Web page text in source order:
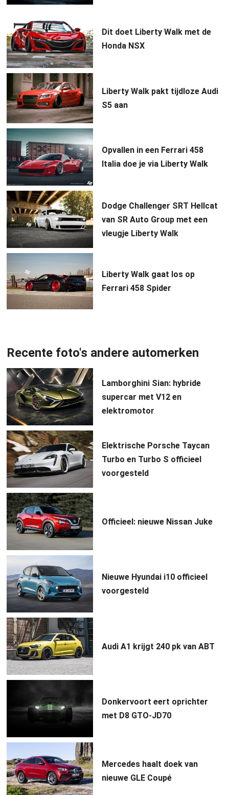
Dit doet Liberty Walk met de
Honda NSX
Liberty Walk pakt tijdloze Audi
S5 aan
Opvallen in een Ferrari 458
Italia doe je via Liberty Walk
Dodge Challenger SRT Hellcat
van SR Auto Group met een
vleugje Liberty Walk
Liberty Walk gaat los op
Ferrari 458 Spider
Recente foto's andere automerken
Lamborghini Sian: hybride
supercar met V12 en
elektromotor
Elektrische Porsche Taycan
Turbo en Turbo S officieel
voorgesteld
Officieel: nieuwe Nissan Juke
Nieuwe Hyundai i10 officieel
voorgesteld
Audi A1 krijgt 240 pk van ABT
Donkervoort eert oprichter
met D8 GTO-JD70
Mercedes haalt doek van
nieuwe GLE Coupé